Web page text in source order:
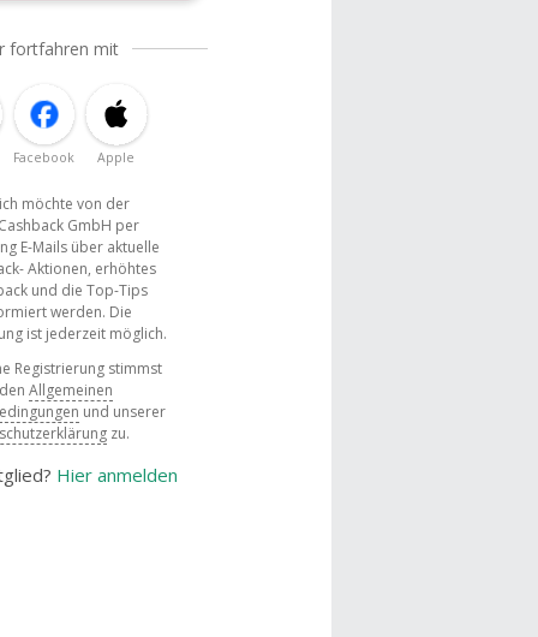
fortfahren mit
Facebook Apple
ich möchte von der
GmbH per
E-Mails über aktuelle
Aktionen, erhöhtes
und die Top-Tips
werden. Die
ist jederzeit möglich.
Registrierung stimmst
Allgemeinen
und unserer
zu.
Hier anmelden